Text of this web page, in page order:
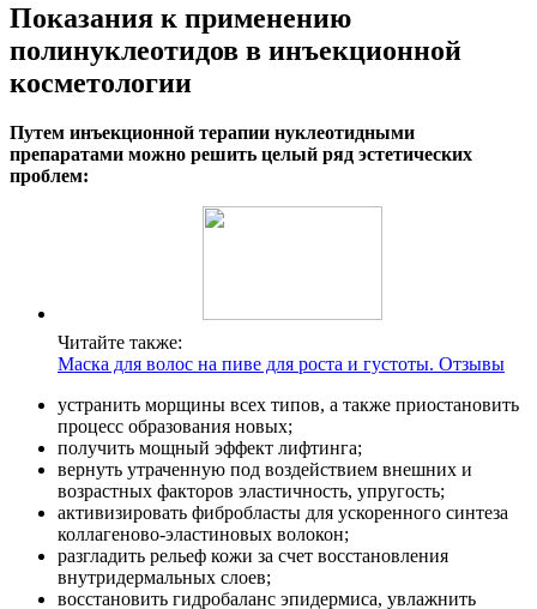
Показания к применению
полинуклеотидов в инъекционной
косметологии
Путем инъекционной терапии нуклеотидными
препаратами можно решить целый ряд эстетических
проблем:
Читайте также:
Маска для волос на пиве для роста и густоты. Отзывы
устранить морщины всех типов, а также приостановить
процесс образования новых;
получить мощный эффект лифтинга;
вернуть утраченную под воздействием внешних и
возрастных факторов эластичность, упругость;
активизировать фибробласты для ускоренного синтеза
коллагеново-эластиновых волокон;
разгладить рельеф кожи за счет восстановления
внутридермальных слоев;
восстановить гидробаланс эпидермиса, увлажнить